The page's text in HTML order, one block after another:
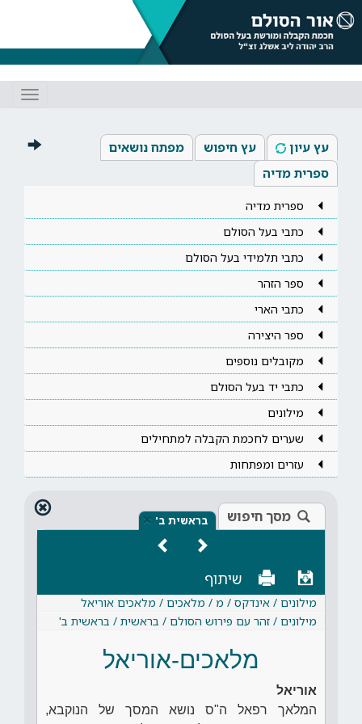
עץ עיון עץ חיפוש
מפתח נושאים
ספרית מדיה
ספרית מדיה
כתבי בעל הסולם
כתבי תלמידי בעל הסולם
ספר הזהר
כתבי הארי
ספר היצירה
מקובלים נוספים
כתבי יד בעל הסולם
מילונים
שערים לחכמת הקבלה למתחילים
עזרים ומפתחות
מסך חיפוש בראשית ב' ×
שיתוף
מילונים / אינדקס / מ / מלאכים / מלאכים אוריאל
מילונים / זהר עם פירוש הסולם / בראשית / בראשית ב'
מלאכים-אוריאל
אוריאל
המלאך רפאל ה"ס נושא המסך של הנוקבא,